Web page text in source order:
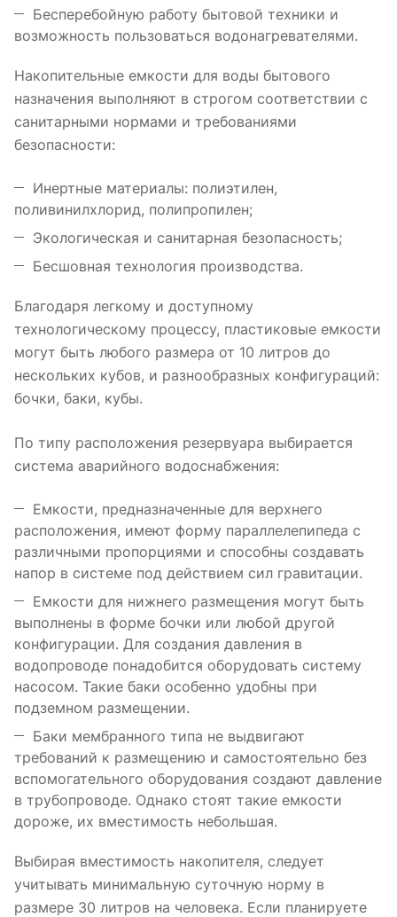
Бесперебойную работу бытовой техники и
возможность пользоваться водонагревателями.
Накопительные емкости для воды бытового
назначения выполняют в строгом соответствии с
санитарными нормами и требованиями
безопасности:
Инертные материалы: полиэтилен,
поливинилхлорид, полипропилен;
Экологическая и санитарная безопасность;
Бесшовная технология производства.
Благодаря легкому и доступному
технологическому процессу, пластиковые емкости
могут быть любого размера от 10 литров до
нескольких кубов, и разнообразных конфигураций:
бочки, баки, кубы.
По типу расположения резервуара выбирается
система аварийного водоснабжения:
Емкости, предназначенные для верхнего
расположения, имеют форму параллелепипеда с
различными пропорциями и способны создавать
напор в системе под действием сил гравитации.
Емкости для нижнего размещения могут быть
выполнены в форме бочки или любой другой
конфигурации. Для создания давления в
водопроводе понадобится оборудовать систему
насосом. Такие баки особенно удобны при
подземном размещении.
Баки мембранного типа не выдвигают
требований к размещению и самостоятельно без
вспомогательного оборудования создают давление
в трубопроводе. Однако стоят такие емкости
дороже, их вместимость небольшая.
Выбирая вместимость накопителя, следует
учитывать минимальную суточную норму в
размере 30 литров на человека. Если планируете